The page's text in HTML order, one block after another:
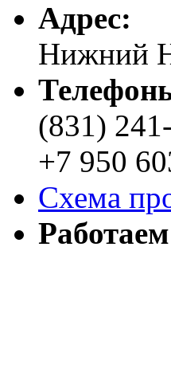
Адреc:
Нижний
(831)
+7 950
Схема
Работаем